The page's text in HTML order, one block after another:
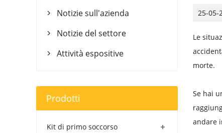
25-05-
Le
morte.
Se hai
andare
 Notizie sull'azienda
 Notizie del settore
 Attività espositive
Prodotti
+
Kit di primo soccorso